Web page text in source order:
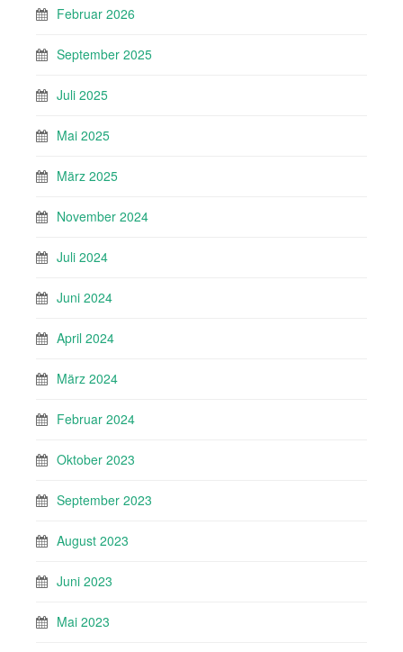
Februar 2026
September 2025
Juli 2025
Mai 2025
März 2025
November 2024
Juli 2024
Juni 2024
April 2024
März 2024
Februar 2024
Oktober 2023
September 2023
August 2023
Juni 2023
Mai 2023